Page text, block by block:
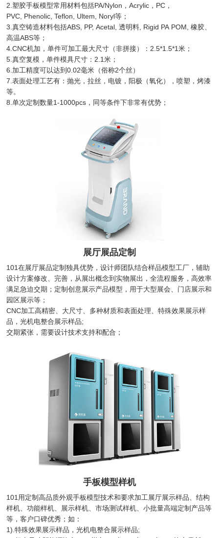
2.塑胶手板模型常用材料包括PA/Nylon，Acrylic，PC，
PVC, Phenolic, Teflon, Ultem, Noryl等；
3.真空铸造材料包括ABS, PP, Acetal, 透明料, Rigid PA POM, 橡胶、
高温ABS等；
4.CNC机加，单件可加工最大尺寸（非拼接）：2.5*1.5*1米；
5.真空复模，单件模具尺寸：2.1米；
6.加工精度可以达到0.02毫米（俗称2个丝）
7.表面处理工艺有：抛光，拉丝，电镀，阳极（氧化），喷塑，烤漆
等。
8.单次定制数量1-1000pcs，同等条件下非常有优势；
展厅展品定制
101在展厅展品定制独具优势，设计师团队结合样品模型工厂，辅助
设计方案修改、完善，从展出概念到实物展出，全流程服务，高效率
满足急迫交期；定制创意展示产品模型，用于大型展会、门店展示和
园区展示等；
CNC加工高精密、大尺寸、多种材质和表面处理、特殊效果展示样
品，光机电整合展示样品;
交期紧张，需要设计技术支持和配合；
手板模型样机
101用定制高品质外观手板模型技术和要求加工展厅展示样品、结构
样机、功能样机、展示样机、市场测试样机、小批量高端定制产品等
等，客户口碑优秀；如：
1).特殊效果展示样品，光机电整合展示样品;